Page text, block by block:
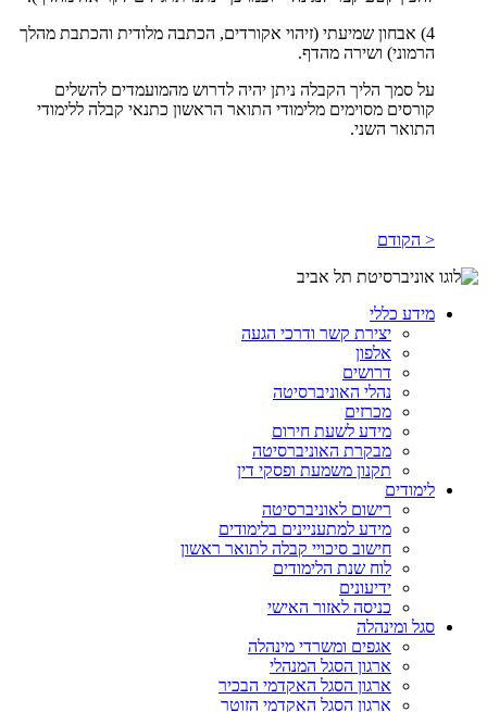
4) אבחון שמיעתי (זיהוי אקורדים, הכתבה מלודית והכתבת מהלך
הרמוני) ושירה מהדף.
על סמך הליך הקבלה ניתן יהיה לדרוש מהמועמדים להשלים
קורסים מסוימים מלימודי התואר הראשון כתנאי קבלה ללימודי
התואר השני.
< הקודם
מידע כללי
יצירת קשר ודרכי הגעה
אלפון
דרושים
נהלי האוניברסיטה
מכרזים
מידע לשעת חירום
מבקרת האוניברסיטה
תקנון משמעת ופסקי דין
לימודים
רישום לאוניברסיטה
מידע למתעניינים בלימודים
חישוב סיכויי קבלה לתואר ראשון
לוח שנת הלימודים
ידיעונים
כניסה לאזור האישי
סגל ומינהלה
אגפים ומשרדי מינהלה
ארגון הסגל המנהלי
ארגון הסגל האקדמי הבכיר
ארגון הסגל האקדמי הזוטר